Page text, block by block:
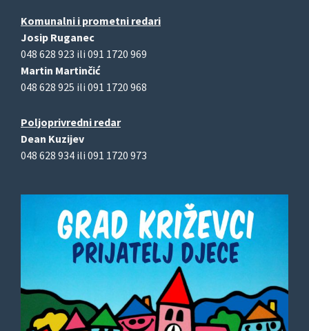
Komunalni i prometni redari
Josip Ruganec
048 628 923 ili 091 1720 969
Martin Martinčić
048 628 925 ili 091 1720 968
Poljoprivredni redar
Dean Kuzijev
048 628 934 ili 091 1720 973